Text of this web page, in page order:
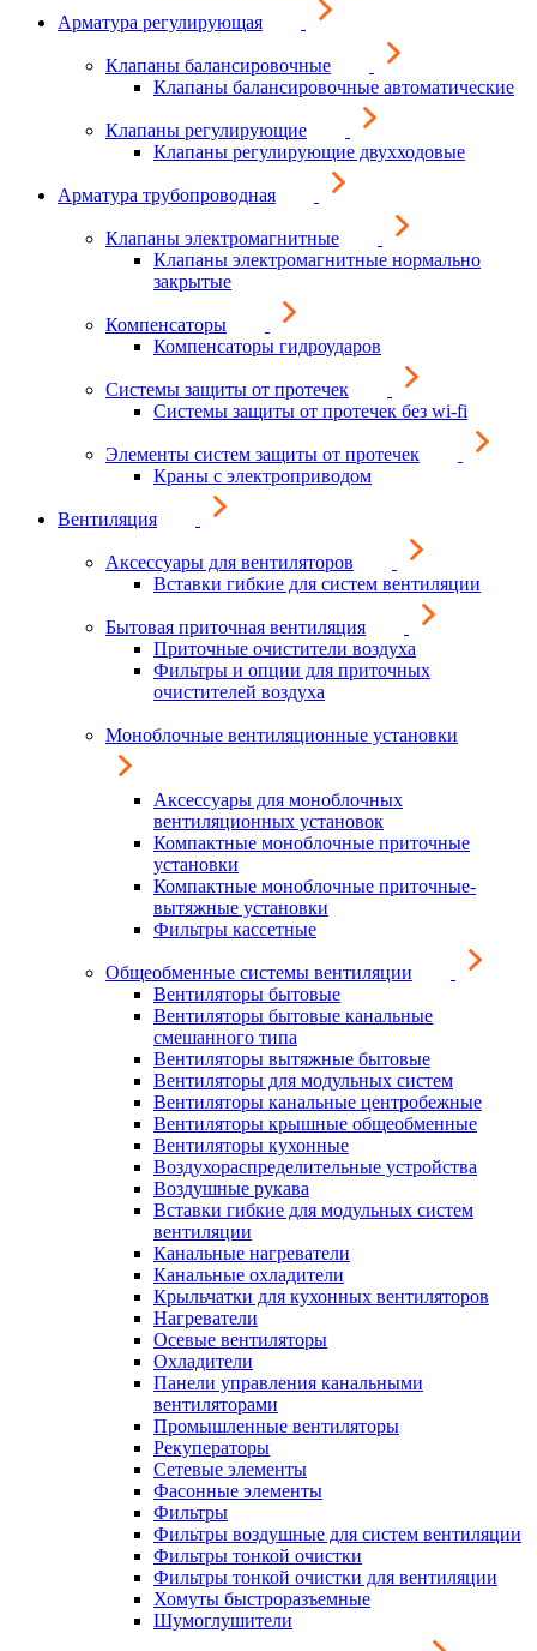
Арматура регулирующая
Клапаны балансировочные
Клапаны балансировочные автоматические
Клапаны регулирующие
Клапаны регулирующие двухходовые
Арматура трубопроводная
Клапаны электромагнитные
Клапаны электромагнитные нормально
закрытые
Компенсаторы
Компенсаторы гидроударов
Системы защиты от протечек
Системы защиты от протечек без wi-fi
Элементы систем защиты от протечек
Краны с электроприводом
Вентиляция
Аксессуары для вентиляторов
Вставки гибкие для систем вентиляции
Бытовая приточная вентиляция
Приточные очистители воздуха
Фильтры и опции для приточных
очистителей воздуха
Моноблочные вентиляционные установки
Аксессуары для моноблочных
вентиляционных установок
Компактные моноблочные приточные
установки
Компактные моноблочные приточные-
вытяжные установки
Фильтры кассетные
Общеобменные системы вентиляции
Вентиляторы бытовые
Вентиляторы бытовые канальные
смешанного типа
Вентиляторы вытяжные бытовые
Вентиляторы для модульных систем
Вентиляторы канальные центробежные
Вентиляторы крышные общеобменные
Вентиляторы кухонные
Воздухораспределительные устройства
Воздушные рукава
Вставки гибкие для модульных систем
вентиляции
Канальные нагреватели
Канальные охладители
Крыльчатки для кухонных вентиляторов
Нагреватели
Осевые вентиляторы
Охладители
Панели управления канальными
вентиляторами
Промышленные вентиляторы
Рекуператоры
Сетевые элементы
Фасонные элементы
Фильтры
Фильтры воздушные для систем вентиляции
Фильтры тонкой очистки
Фильтры тонкой очистки для вентиляции
Хомуты быстроразъемные
Шумоглушители